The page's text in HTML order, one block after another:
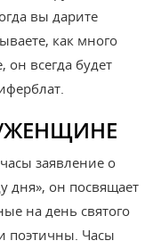
вы дарите
как много
он всегда будет
заявление о
дня», он посвящает
на день святого
поэтичны. Часы